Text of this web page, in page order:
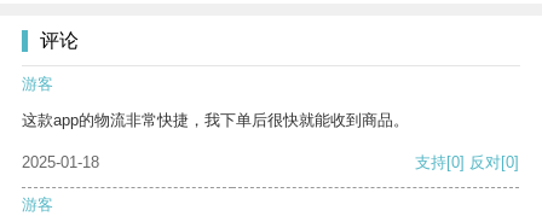
评论
游客
这款app的物流非常快捷，我下单后很快就能收到商品。
2025-01-18 支持[0] 反对[0]
游客